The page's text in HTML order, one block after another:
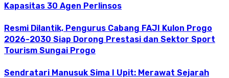
Kapasitas 30 Agen Perlinsos
Resmi Dilantik, Pengurus Cabang FAJI Kulon Progo
2026-2030 Siap Dorong Prestasi dan Sektor Sport
Tourism Sungai Progo
Sendratari Manusuk Sima I Upit: Merawat Sejarah